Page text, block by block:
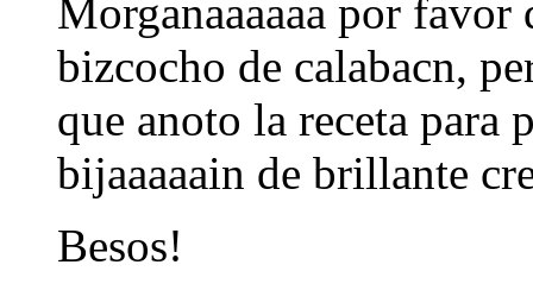
Morganaaaaaa por
bizcocho de calabacn,
que anoto la receta para
bijaaaaain de brillante
Besos!